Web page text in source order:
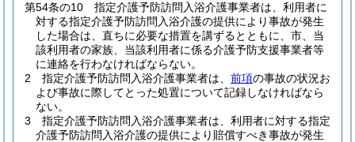
第54条の10
指定介護予防訪問入浴介護事業者は、利用者に
対する指定介護予防訪問入浴介護の提供により事故が発生
した場合は、直ちに必要な措置を講ずるとともに、市、当
該利用者の家族、当該利用者に係る介護予防支援事業者等
に連絡を行わなければならない。
2
指定介護予防訪問入浴介護事業者は、 前項の事故の状況お
よび事故に際してとった処置について記録しなければなら
ない。
3
指定介護予防訪問入浴介護事業者は、利用者に対する指定
介護予防訪問入浴介護の提供により賠償すべき事故が発生